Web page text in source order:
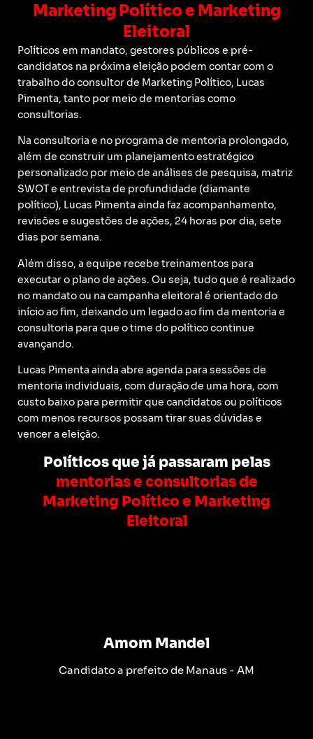
Marketing Político e Marketing
Eleitoral
Políticos em mandato, gestores públicos e pré-
candidatos na próxima eleição podem contar com o
trabalho do consultor de Marketing Político, Lucas
Pimenta, tanto por meio de mentorias como
consultorias.
Na consultoria e no programa de mentoria prolongado,
além de construir um planejamento estratégico
personalizado por meio de análises de pesquisa, matriz
SWOT e entrevista de profundidade (diamante
político), Lucas Pimenta ainda faz acompanhamento,
revisões e sugestões de ações, 24 horas por dia, sete
dias por semana.
Além disso, a equipe recebe treinamentos para
executar o plano de ações. Ou seja, tudo que é realizado
no mandato ou na campanha eleitoral é orientado do
início ao fim, deixando um legado ao fim da mentoria e
consultoria para que o time do político continue
avançando.
Lucas Pimenta ainda abre agenda para sessões de
mentoria individuais, com duração de uma hora, com
custo baixo para permitir que candidatos ou políticos
com menos recursos possam tirar suas dúvidas e
vencer a eleição.
Políticos que já passaram pelas
mentorias e consultorias de
Marketing Político e Marketing
Eleitoral
Amom Mandel
Candidato a prefeito de Manaus - AM